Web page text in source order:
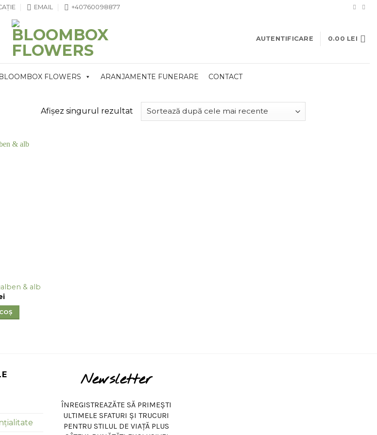
EMAIL +40760098877
AUTENTIFICARE 0.00 LEI
BLOOMBOX FLOWERS ARANJAMENTE FUNERARE CONTACT
Afișez singurul rezultat
& alb
Newsletter
ÎNREGISTREAZĂTE SĂ PRIMEȘTI
ULTIMELE SFATURI ȘI TRUCURI
PENTRU STILUL DE VIAȚĂ PLUS